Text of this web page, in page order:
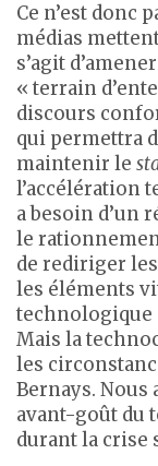
Ce n’est donc
médias
s’agit
« terrain
discours
qui permettra
maintenir le
l’accélération
a besoin d’un
le
de rediriger
les éléments
technologique
Mais la
les
Bernays. Nous
avant-goût du
durant la crise